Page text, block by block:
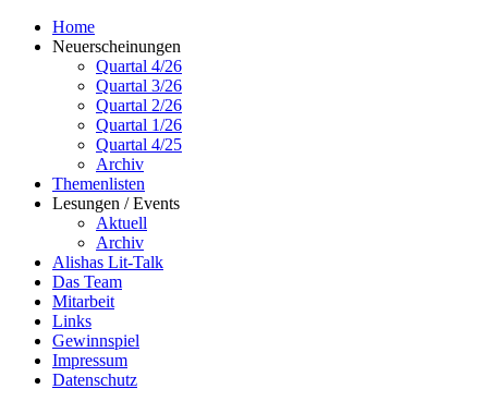
Home
Neuerscheinungen
Quartal 4/26
Quartal 3/26
Quartal 2/26
Quartal 1/26
Quartal 4/25
Archiv
Themenlisten
Lesungen / Events
Aktuell
Archiv
Alishas Lit-Talk
Das Team
Mitarbeit
Links
Gewinnspiel
Impressum
Datenschutz